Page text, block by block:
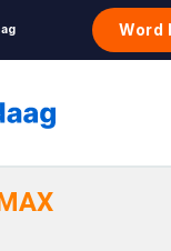
Word
fout